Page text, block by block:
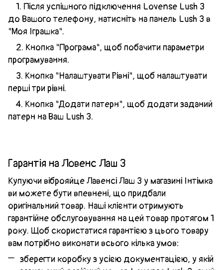
1. Після успішного підключення Lovense Lush 3
до Вашого телефону, натисніть на панель Lush 3 в
"Моя Іграшка".
2. Кнопка "Програма", щоб побачити параметри
програмування.
3. Кнопка "Налаштувати Рівні", щоб налаштувати
перші три рівні.
4. Кнопка "Додати патерн", щоб додати заданий
патерн на Ваш Lush 3.
Гарантія на Ловенс Лаш 3
Купуючи віброяйце Лавенсі Лаш 3 у магазині Інтімка
ви можете бути впевнені, що придбали
оригінальний товар. Наші клієнти отримують
гарантійне обслуговування на цей товар протягом 1
року. Щоб скористатися гарантією з цього товару
вам потрібно виконати всього кілька умов:
зберегти коробку з усією документацією, у якій